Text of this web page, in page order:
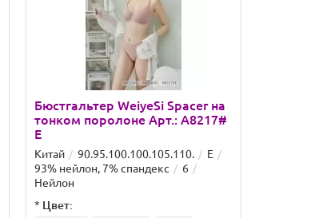
Бюстгальтер WeiyeSi Spacer на
тонком поролоне Арт.: A8217#
E
Китай 90.95.100.100.105.110.
E
93% нейлон, 7% спандекс
6
Нейлон
* Цвет: